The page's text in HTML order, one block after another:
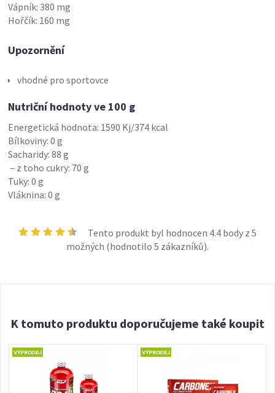
Vápník: 380 mg
Hořčík: 160 mg
Upozornění
vhodné pro sportovce
Nutriční hodnoty ve 100 g
Energetická hodnota: 1590 Kj/374 kcal
Bílkoviny: 0 g
Sacharidy: 88 g
– z toho cukry: 70 g
Tuky: 0 g
Vláknina: 0 g
Tento produkt byl hodnocen 4.4body z 5
možných (hodnotilo 5 zákazníků).
K tomuto produktu doporučujeme také koupit